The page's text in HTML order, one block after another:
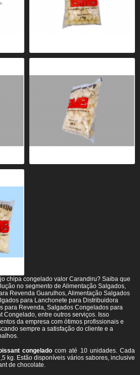
chipa congelado valor Carandiru? Saiba que
no segmento de Alimentação Salgados,
Revenda Guarulhos, Alimentação Salgados
para Lanchonete para Distribuidora
para Revenda, Salgados Congelados para
Congelado, entre outros serviços. Isso
da empresa com ótimos profissionais e
sempre a satisfação do cliente e a
congelado com até 10 unidades. Cada
kg. Estão disponíveis vários sabores, inclusive
de chocolate.